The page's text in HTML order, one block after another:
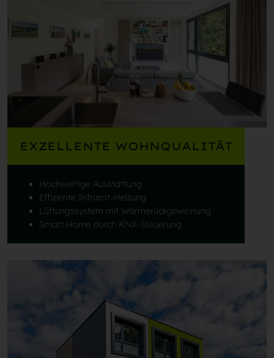
EXZELLENTE WOHNQUALITÄT
Hochwertige Ausstattung
Effiziente Infrarot-Heizung
Lüftungssystem mit Wärmerückgewinnung
Smart Home durch KNX-Steuerung